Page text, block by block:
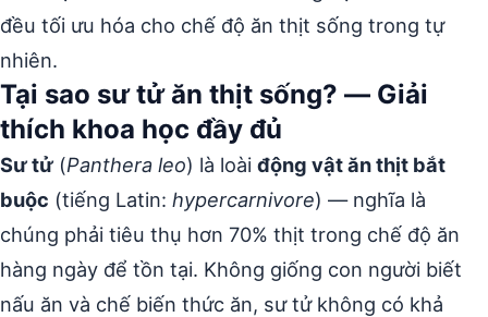
đều tối ưu hóa cho chế độ ăn thịt sống trong tự
nhiên.
Tại sao sư tử ăn thịt sống? — Giải
thích khoa học đầy đủ
Sư tử (Panthera leo) là loài động vật ăn thịt bắt
buộc (tiếng Latin: hypercarnivore) — nghĩa là
chúng phải tiêu thụ hơn 70% thịt trong chế độ ăn
hàng ngày để tồn tại. Không giống con người biết
nấu ăn và chế biến thức ăn, sư tử không có khả